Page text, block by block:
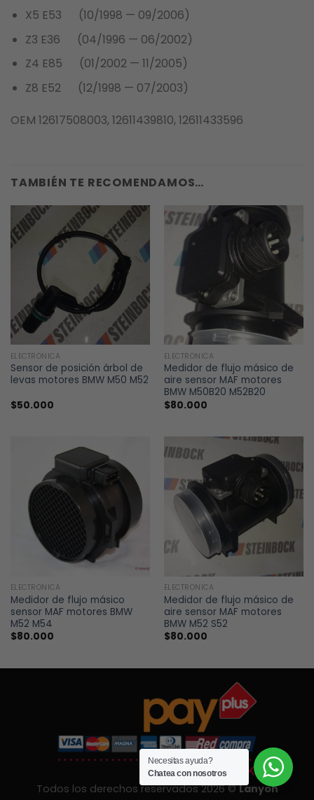
X5 E53 (10/1998 — 09/2006)
Z3 E36 (04/1996 — 06/2002)
Z4 E85 (01/2002 — 11/2005)
Z8 E52 (12/1998 — 07/2003)
OEM 12617508003, 12611439810, 12611433596
TAMBIÉN TE RECOMENDAMOS…
ELECTRÓNICA
Sensor de posición árbol de
levas motores BMW M50 M52
$50.000
ELECTRÓNICA
Medidor de flujo másico de
aire sensor MAF motores
BMW M50B20 M52B20
$80.000
ELECTRÓNICA
Medidor de flujo másico
sensor MAF motores BMW
M52 M54
$80.000
ELECTRÓNICA
Medidor de flujo másico de
aire sensor MAF motores
BMW M52 S52
$80.000
Todos los derechos reservados 2026 ©Lanyon
Necesitas ayuda?
Chatea con nosotros